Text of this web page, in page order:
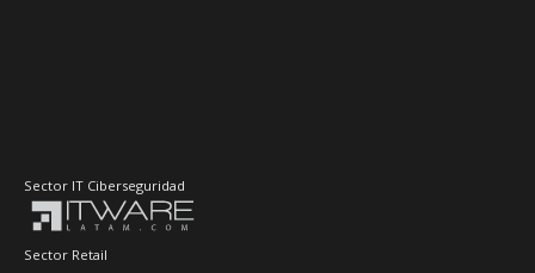
Sector IT Ciberseguridad
Sector Retail